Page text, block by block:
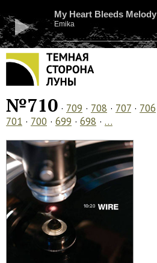
My Heart Bleeds Melody
Emika
№710 · 709 · 708 · 707 · 706
701 · 700 · 699 · 698 · …